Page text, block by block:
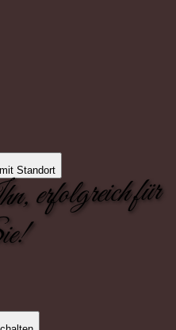
Standort
erfolgreich für